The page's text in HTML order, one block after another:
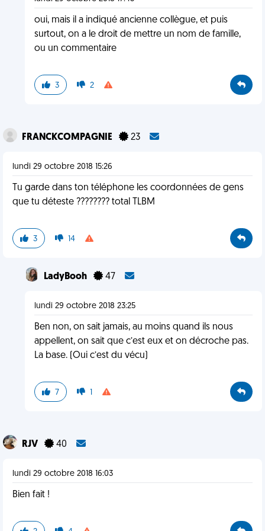
oui, mais il a indiqué ancienne collègue, et puis
surtout, on a le droit de mettre un nom de famille,
ou un commentaire
3 2
FRANCKCOMPAGNIE 23
lundi 29 octobre 2018 15:26
Tu garde dans ton téléphone les coordonnées de gens
que tu déteste ???????? total TLBM
3 14
LadyBooh 47
lundi 29 octobre 2018 23:25
Ben non, on sait jamais, au moins quand ils nous
appellent, on sait que c’est eux et on décroche pas.
La base. (Oui c’est du vécu)
7 1
RJV 40
lundi 29 octobre 2018 16:03
Bien fait !